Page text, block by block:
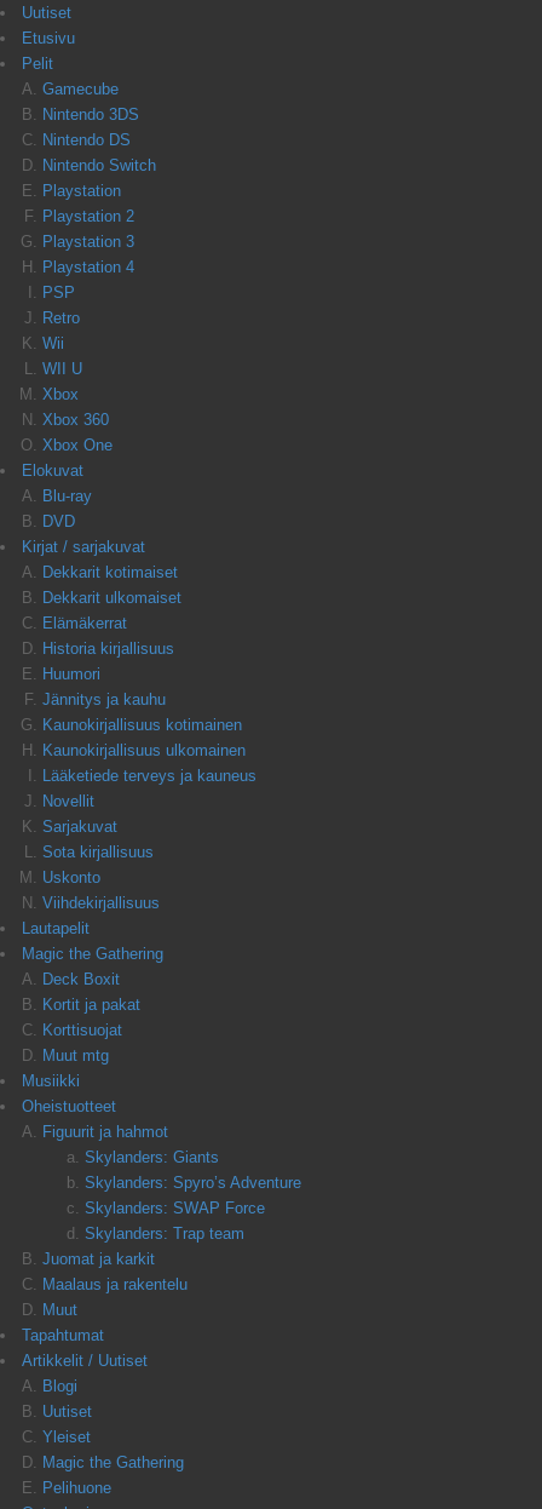
Uutiset
Etusivu
Pelit
Gamecube
Nintendo 3DS
Nintendo DS
Nintendo Switch
Playstation
Playstation 2
Playstation 3
Playstation 4
PSP
Retro
Wii
WII U
Xbox
Xbox 360
Xbox One
Elokuvat
Blu-ray
DVD
Kirjat / sarjakuvat
Dekkarit kotimaiset
Dekkarit ulkomaiset
Elämäkerrat
Historia kirjallisuus
Huumori
Jännitys ja kauhu
Kaunokirjallisuus kotimainen
Kaunokirjallisuus ulkomainen
Lääketiede terveys ja kauneus
Novellit
Sarjakuvat
Sota kirjallisuus
Uskonto
Viihdekirjallisuus
Lautapelit
Magic the Gathering
Deck Boxit
Kortit ja pakat
Korttisuojat
Muut mtg
Musiikki
Oheistuotteet
Figuurit ja hahmot
Skylanders: Giants
Skylanders: Spyro’s Adventure
Skylanders: SWAP Force
Skylanders: Trap team
Juomat ja karkit
Maalaus ja rakentelu
Muut
Tapahtumat
Artikkelit / Uutiset
Blogi
Uutiset
Yleiset
Magic the Gathering
Pelihuone